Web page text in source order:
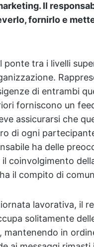
Il
fornirlo e
ponte tra i livelli
di entrambi
forniscono un
assicurarsi che
di ogni
ha delle
coinvolgimento
il compito di
lavorativa, il
solitamente
mantenendo in